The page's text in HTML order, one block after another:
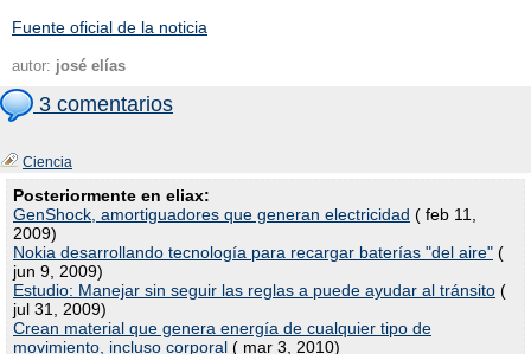
Fuente oficial de la noticia
autor: josé elías
3 comentarios
Ciencia
Posteriormente en eliax:
GenShock, amortiguadores que generan electricidad ( feb 11,
2009)
Nokia desarrollando tecnología para recargar baterías "del aire" (
jun 9, 2009)
Estudio: Manejar sin seguir las reglas a puede ayudar al tránsito (
jul 31, 2009)
Crean material que genera energía de cualquier tipo de
movimiento, incluso corporal ( mar 3, 2010)